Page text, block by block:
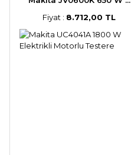
Fiyat : 8.712,00 TL